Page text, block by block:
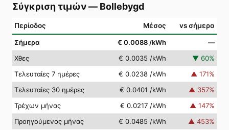
Σύγκριση τιμών— Bollebygd
Περίοδος Μέσος vs σήμερα
Σήμερα € 0.0088 /kWh
—
Χθες
€ 0.0035 /kWh ▼ 60%
Τελευταίες 7 ημέρες
€ 0.0238 /kWh ▲ 171%
Τελευταίες 30 ημέρες
€ 0.0401 /kWh ▲ 357%
Τρέχων μήνας
€ 0.0217 /kWh ▲ 147%
Προηγούμενος μήνας
€ 0.0485 /kWh ▲ 453%